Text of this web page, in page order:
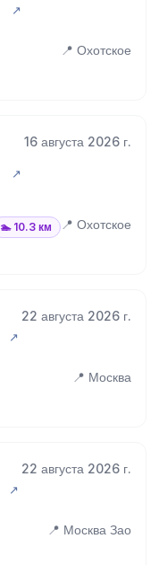
📍 Охотское
16 августа 2026 г.
🏊 10.3 км 📍 Охотское
22 августа 2026 г.
📍 Москва
22 августа 2026 г.
📍 Москва Зао